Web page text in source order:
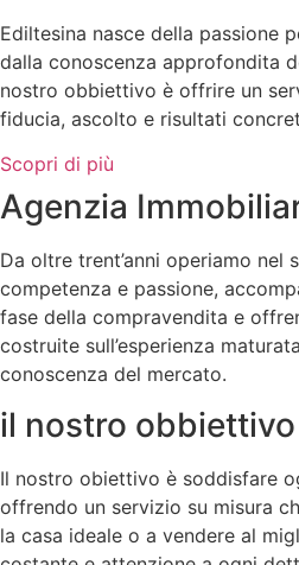
Ediltesina nasce della passione
dalla conoscenza approfondita
nostro obbiettivo è offrire un
fiducia, ascolto e risultati
Scopri di più
Agenzia
Da oltre trent’anni operiamo nel
competenza e passione,
fase della compravendita e
costruite sull’esperienza
conoscenza del mercato.
il nostro obbiettivo
Il nostro obiettivo è soddisfare
offrendo un servizio su misura
la casa ideale o a vendere al